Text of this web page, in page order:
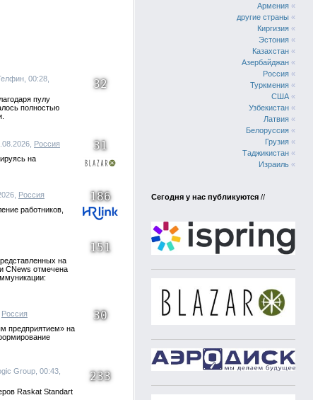
00:28,
32
пулу
полностью
Россия 31
на
Россия 186
работников,
151
на
CNews отмечена
Россия 30
предприятием» на
Group, 00:43,
233
Raskat Standart
Армения «
другие страны «
Киргизия «
Эстония «
Казахстан «
Азербайджан «
Россия «
Туркмения «
США «
Узбекистан «
Латвия «
Белоруссия «
Грузия «
Таджикистан «
Израиль «
Сегодня у нас публикуются //